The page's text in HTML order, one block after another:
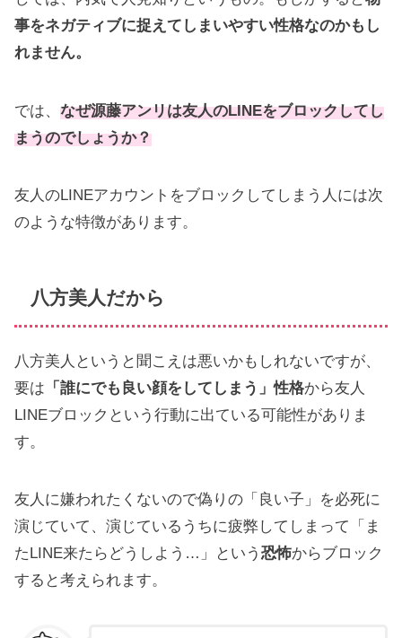
事をネガティブに捉えてしまいやすい性格なのかもし
れません。
では、なぜ源藤アンリは友人のLINEをブロックしてし
まうのでしょうか？
友人のLINEアカウントをブロックしてしまう人には次
のような特徴があります。
八方美人だから
八方美人というと聞こえは悪いかもしれないですが、
要は 「誰にでも良い顔をしてしまう」性格から友人
LINEブロックという行動に出ている可能性がありま
す。
友人に嫌われたくないので偽りの「良い子」を必死に
演じていて、演じているうちに疲弊してしまって「ま
たLINE来たらどうしよう…」という恐怖からブロック
すると考えられます。